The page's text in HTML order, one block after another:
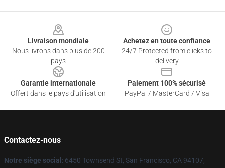
Livraison mondiale
Nous livrons dans plus de 200
pays
Achetez en toute confiance
24/7 Protected from clicks to
delivery
Garantie internationale
Offert dans le pays d'utilisation
Paiement 100% sécurisé
PayPal / MasterCard / Visa
Contactez-nous
Notre siège social : 6450 Townsend St, San Francisco, CA 94107,